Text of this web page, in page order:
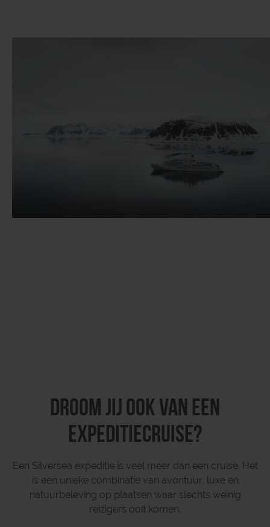
Droom jij ook van een
expeditiecruise?
Een Silversea expeditie is veel meer dan een cruise. Het
is een unieke combinatie van avontuur, luxe en
natuurbeleving op plaatsen waar slechts weinig
reizigers ooit komen.